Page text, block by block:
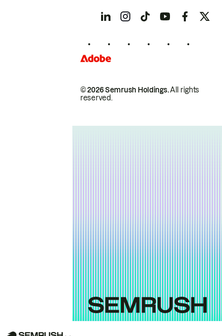
© 2026 Semrush Holdings.All rights
reserved.